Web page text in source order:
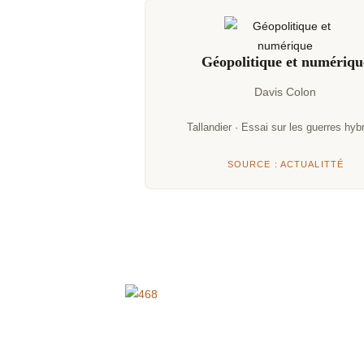
Géopolitique et
Davis Colon
Tallandier · Essai sur les guerres
SOURCE : ACTUALITTÉ